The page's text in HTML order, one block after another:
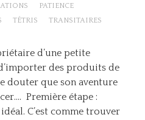
PATIENCE
TÉTRIS
TRANSITAIRES
d’une petite
des produits de
douter que son aventure
Première étape :
C’est comme trouver